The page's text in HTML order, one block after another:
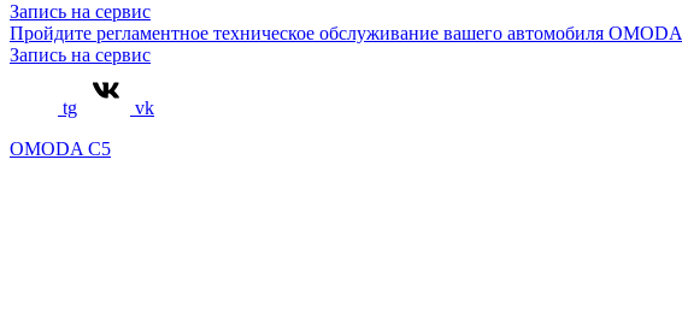
Запись на сервис
Пройдите регламентное техническое обслуживание вашего автомобиля OMODA
Запись на сервис
tg
vk
OMODA C5